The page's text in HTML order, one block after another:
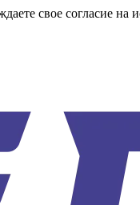
свое согласие на